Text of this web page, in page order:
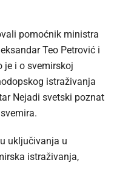
pomoćnik ministra
Teo Petrović i
je i o svemirskoj
istraživanja
Nejadi svetski poznat
uključivanja u
istraživanja,